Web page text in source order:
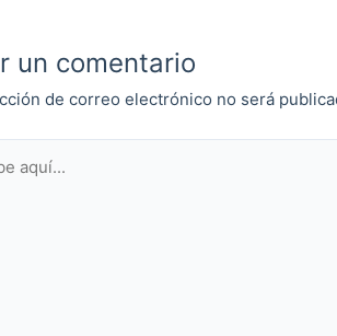
un comentario
de correo electrónico no será